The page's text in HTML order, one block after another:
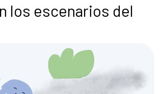
los escenarios del